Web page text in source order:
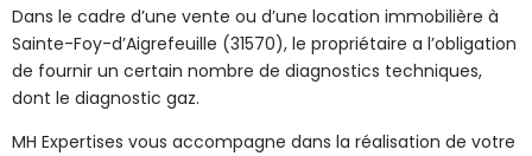
Dans le cadre d’une vente ou d’une location immobilière à
Sainte-Foy-d’Aigrefeuille (31570), le propriétaire a l’obligation
de fournir un certain nombre de diagnostics techniques,
dont le diagnostic gaz.
MH Expertises vous accompagne dans la réalisation de votre